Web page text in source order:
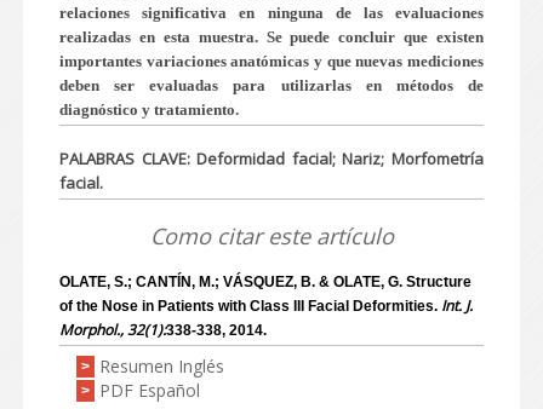
relaciones significativa en ninguna de las evaluaciones
realizadas en esta muestra. Se puede concluir que existen
importantes variaciones anatómicas y que nuevas mediciones
deben ser evaluadas para utilizarlas en métodos de
diagnóstico y tratamiento.
PALABRAS CLAVE: Deformidad facial; Nariz; Morfometría
facial.
Como citar este artículo
OLATE, S.; CANTÍN, M.; VÁSQUEZ, B. & OLATE, G. Structure
of the Nose in Patients with Class III Facial Deformities. Int. J.
Morphol., 32(1):338-338, 2014.
> Resumen Inglés
> PDF Español